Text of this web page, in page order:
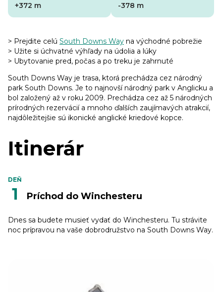
+372 m -378 m
> Prejdite celú South Downs Way na východné pobrežie
> Užite si úchvatné výhľady na údolia a lúky
> Ubytovanie pred, počas a po treku je zahrnuté
South Downs Way je trasa, ktorá prechádza cez národný
park South Downs. Je to najnovší národný park v Anglicku a
bol založený až v roku 2009. Prechádza cez až 5 národných
prírodných rezervácií a mnoho ďalších zaujímavých atrakcií,
najdôležitejšie sú ikonické anglické kriedové kopce.
Itinerár
DEŇ
1 Príchod do Winchesteru
Dnes sa budete musieť vydať do Winchesteru. Tu strávite
noc prípravou na vaše dobrodružstvo na South Downs Way.